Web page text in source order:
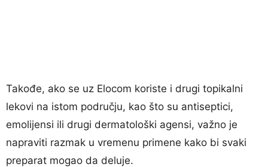
Takođe, ako se uz Elocom koriste i drugi topikalni
lekovi na istom području, kao što su antiseptici,
emolijensi ili drugi dermatološki agensi, važno je
napraviti razmak u vremenu primene kako bi svaki
preparat mogao da deluje.